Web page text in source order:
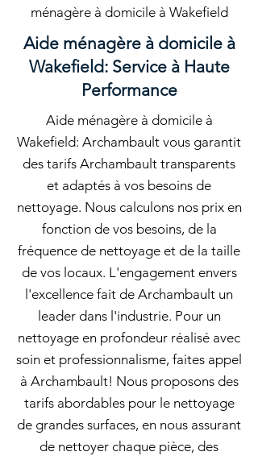
ménagère à domicile à Wakefield
Aide ménagère à domicile à
Wakefield: Service à Haute
Performance
Aide ménagère à domicile à
Wakefield: Archambault vous garantit
des tarifs Archambault transparents
et adaptés à vos besoins de
nettoyage. Nous calculons nos prix en
fonction de vos besoins, de la
fréquence de nettoyage et de la taille
de vos locaux. L'engagement envers
l'excellence fait de Archambault un
leader dans l'industrie. Pour un
nettoyage en profondeur réalisé avec
soin et professionnalisme, faites appel
à Archambault! Nous proposons des
tarifs abordables pour le nettoyage
de grandes surfaces, en nous assurant
de nettoyer chaque pièce, des